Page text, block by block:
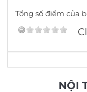
Tổng số điểm của
NỘI